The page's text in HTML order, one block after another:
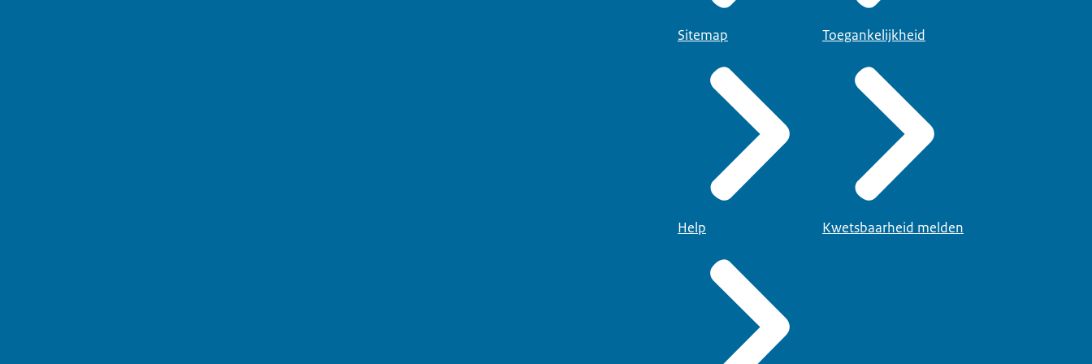
Sitemap
Help
Toegankelijkheid
Kwetsbaarheid melden